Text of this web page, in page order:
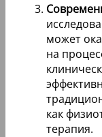
может
на
как
терапия.